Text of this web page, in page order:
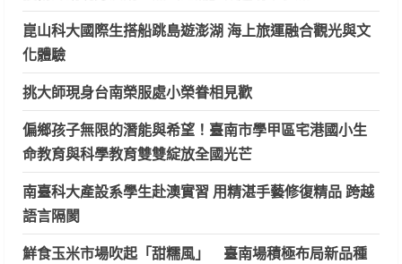
崑山科大國際生搭船跳島遊澎湖 海上旅運融合觀光與文
化體驗
挑大師現身台南榮服處小榮眷相見歡
偏鄉孩子無限的潛能與希望！臺南市學甲區宅港國小生
命教育與科學教育雙雙綻放全國光芒
南臺科大產設系學生赴澳實習 用精湛手藝修復精品 跨越
語言隔閡
鮮食玉米市場吹起「甜糯風」 臺南場積極布局新品種